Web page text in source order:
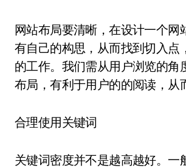
网站布局要清晰，在设计一个网
有自己的构思，从而找到切入点
的工作。我们需从用户浏览的角
布局，有利于用户的的阅读，从
合理使用关键词
关键词密度并不是越高越好。一